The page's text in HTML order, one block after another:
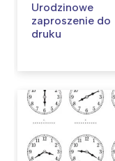
Urodzinowe
zaproszenie do
druku